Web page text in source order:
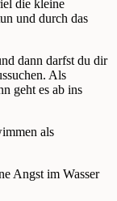
die kleine
und durch das
dann darfst du dir
Als
geht es ab ins
als
Angst im Wasser